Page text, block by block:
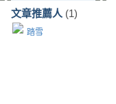
文章推薦人 (1)
踏雪